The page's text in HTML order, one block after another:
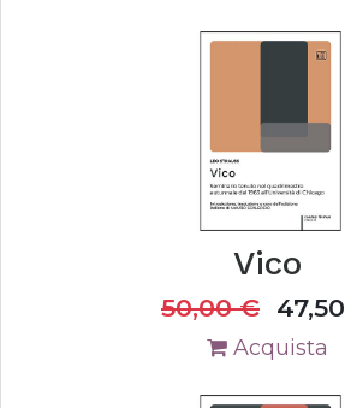
Vico
50,00€ 47,50
Acquista